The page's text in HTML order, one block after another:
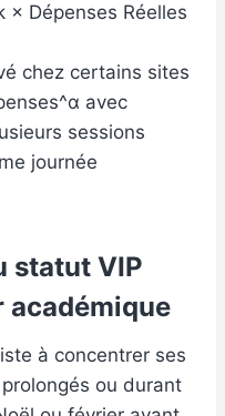
× Dépenses Réelles
chez certains sites
avec
sessions
journée
statut VIP
académique
à concentrer ses
ou durant